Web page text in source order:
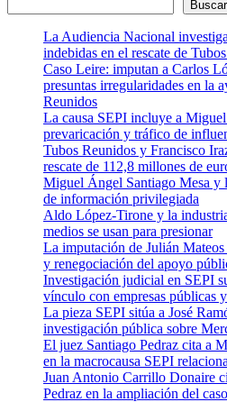
Buscar
La Audiencia Nacional
indebidas en el rescate de
Caso Leire: imputan a Carlos
presuntas irregularidades en la
Reunidos
La causa SEPI incluye a
prevaricación y tráfico de
Tubos Reunidos y Francisco
rescate de 112,8 millones de
Miguel Ángel Santiago Mesa y
de información privilegiada
Aldo López-Tirone y la
medios se usan para presionar
La imputación de Julián
y renegociación del apoyo
Investigación judicial en SEPI
vínculo con empresas públicas
La pieza SEPI sitúa a José
investigación pública sobre
El juez Santiago Pedraz cita a
en la macrocausa SEPI
Juan Antonio Carrillo Donaire
Pedraz en la ampliación del